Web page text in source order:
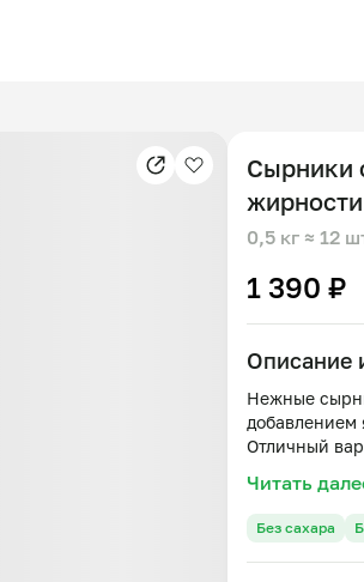
Сырники
жирности
0,5 кг ≈ 12
1 390 ₽
Описание
Нежные
добавлением
Читать
Без сахара